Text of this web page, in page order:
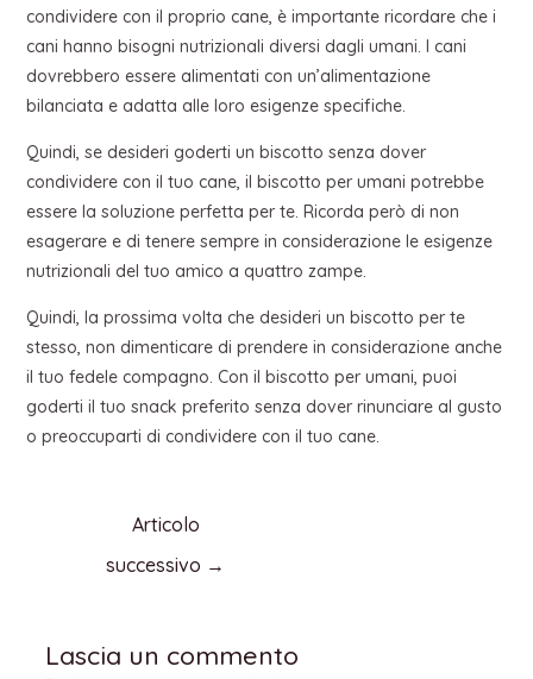
condividere con il proprio cane, è importante ricordare che i
cani hanno bisogni nutrizionali diversi dagli umani. I cani
dovrebbero essere alimentati con un’alimentazione
bilanciata e adatta alle loro esigenze specifiche.
Quindi, se desideri goderti un biscotto senza dover
condividere con il tuo cane, il biscotto per umani potrebbe
essere la soluzione perfetta per te. Ricorda però di non
esagerare e di tenere sempre in considerazione le esigenze
nutrizionali del tuo amico a quattro zampe.
Quindi, la prossima volta che desideri un biscotto per te
stesso, non dimenticare di prendere in considerazione anche
il tuo fedele compagno. Con il biscotto per umani, puoi
goderti il tuo snack preferito senza dover rinunciare al gusto
o preoccuparti di condividere con il tuo cane.
Articolo
successivo →
Lascia un commento